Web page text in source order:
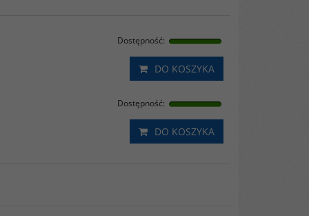
Dostępność:
DO KOSZYKA
Dostępność:
DO KOSZYKA